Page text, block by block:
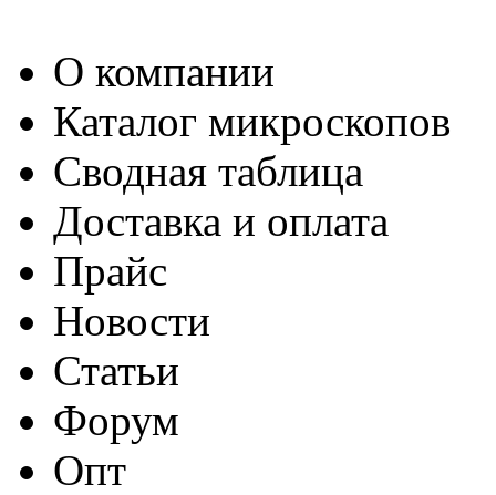
О компании
Каталог микроскопов
Сводная таблица
Доставка и оплата
Прайс
Новости
Статьи
Форум
Опт